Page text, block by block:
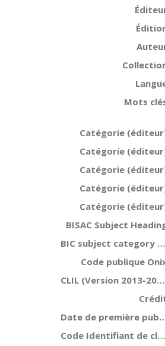
Mots
Catégorie
Catégorie
Catégorie
Catégorie
Catégorie
BISAC Subject
BIC subject category (UK)
Code publique
CLIL (Version 2013-2019 )
Date de première
Code Identifiant de classement sujet